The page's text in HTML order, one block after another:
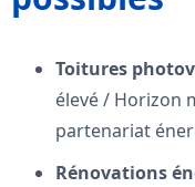
Toitures
élevé / Horizon
partenariat
Rénovations